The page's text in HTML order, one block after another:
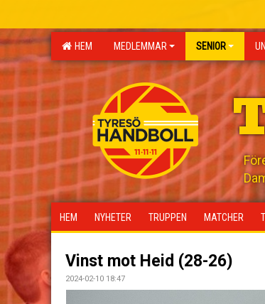
HEM MEDLEMMAR SENIOR
HEM NYHETER TRUPPEN MATCHER
Vinst mot Heid (28-26)
2024-02-10 18:47